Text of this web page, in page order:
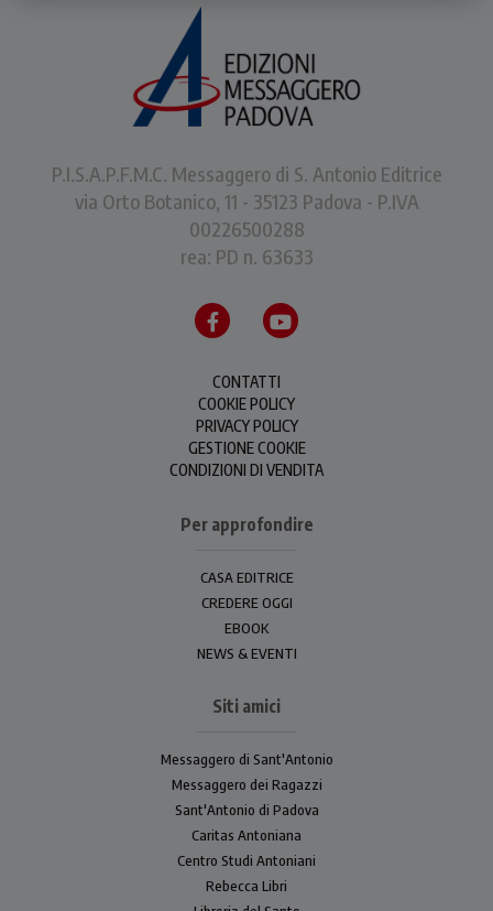
P.I.S.A.P.F.M.C. Messaggero di S. Antonio Editrice
via Orto Botanico, 11 - 35123 Padova - P.IVA
00226500288
rea: PD n. 63633
CONTATTI
COOKIE POLICY
PRIVACY POLICY
GESTIONE COOKIE
CONDIZIONI DI VENDITA
Per approfondire
CASA EDITRICE
CREDERE OGGI
EBOOK
NEWS & EVENTI
Siti amici
Messaggero di Sant'Antonio
Messaggero dei Ragazzi
Sant'Antonio di Padova
Caritas Antoniana
Centro Studi Antoniani
Rebecca Libri